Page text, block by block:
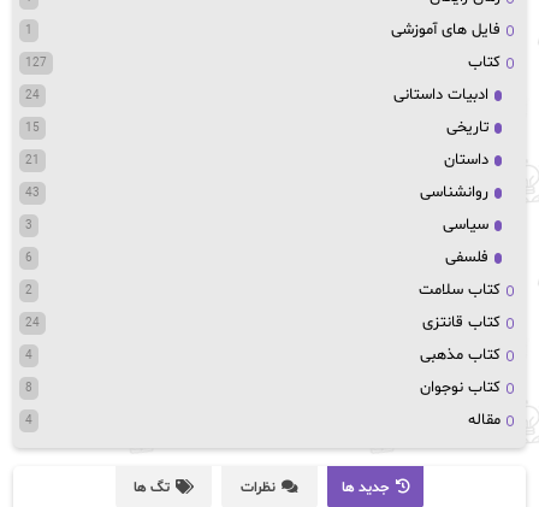
فایل های آموزشی 1
کتاب 127
ادبیات داستانی 24
تاریخی 15
داستان 21
روانشناسی 43
سیاسی 3
فلسفی 6
کتاب سلامت 2
کتاب قانتزی 24
کتاب مذهبی 4
کتاب نوجوان 8
مقاله 4
جدید ها نظرات تگ ها